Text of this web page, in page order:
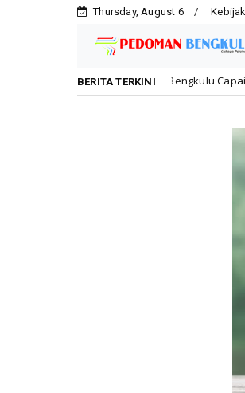
Thursday, August 6
BERITA TERKINI
Kota Bengkulu Capai Rp1,34 Triliun,